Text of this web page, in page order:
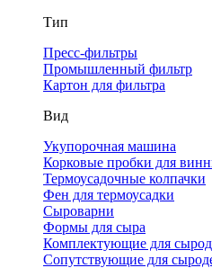
Тип
Пресс-фильтры
Промышленный фильтр
Картон для фильтра
Вид
Укупорочная машина
Корковые пробки для
Термоусадочные колпачки
Фен для термоусадки
Сыроварни
Формы для сыра
Комплектующие для
Сопутствующие для